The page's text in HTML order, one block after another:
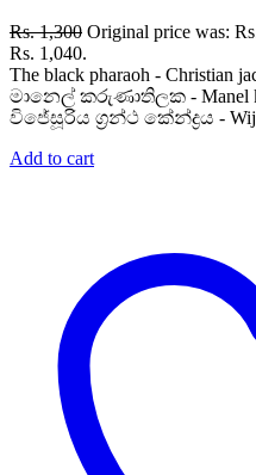
Rs.1,300 Original price was:
Rs. 1,040.
The black pharaoh -
මානෙල් කරුණාතිලක - Manel
විජේසූරිය ග්‍රන්ථ කේන්ද්‍රය -
Add to cart